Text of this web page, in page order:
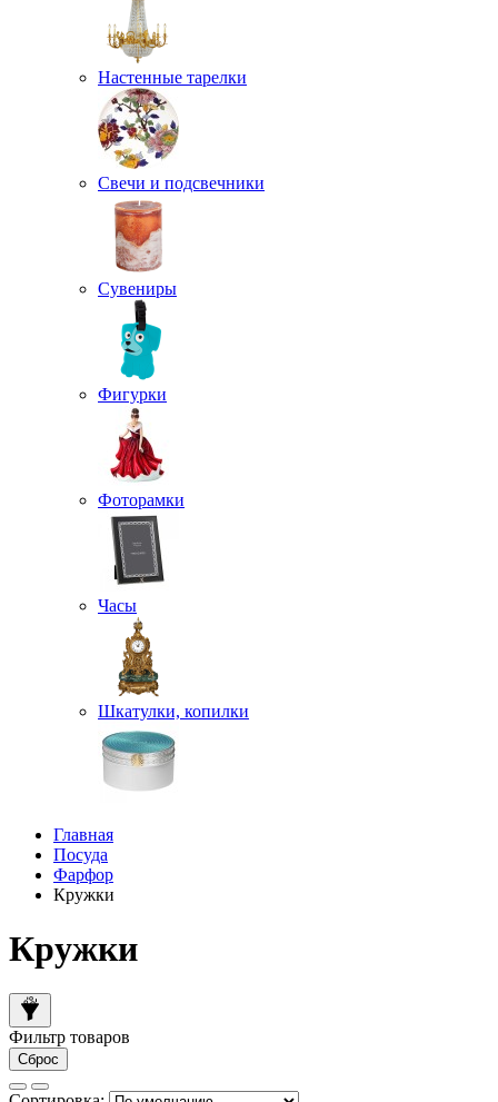
Настенные тарелки
Свечи и подсвечники
Сувениры
Фигурки
Фоторамки
Часы
Шкатулки, копилки
Главная
Посуда
Фарфор
Кружки
Кружки
Фильтр товаров
Сброс